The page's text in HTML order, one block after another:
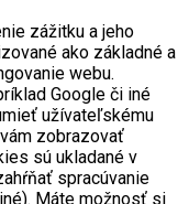
zážitku a jeho
ako základné a
webu.
Google či iné
užívateľskému
zobrazovať
sú ukladané v
spracúvanie
Máte možnosť si